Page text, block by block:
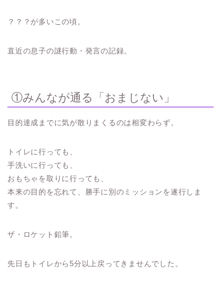
？？？が多いこの頃。
直近の息子の謎行動・発言の記録。
①みんなが通る「おまじない」
目的達成までに気が散りまくるのは相変わらず。
トイレに行っても、
手洗いに行っても、
おもちゃを取りに行っても、
本来の目的を忘れて、勝手に別のミッションを遂行しま
す。
ザ・ロケット鉛筆。
先日もトイレから5分以上戻ってきませんでした。